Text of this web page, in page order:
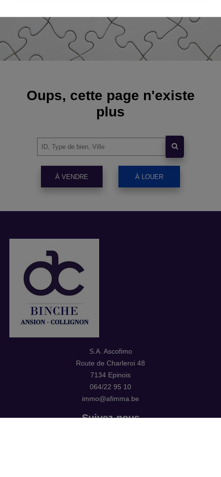
Oups, cette page n'existe
plus
À VENDRE À LOUER
S.A. Ascofimo
Route de Charleroi 48
7134 Epinois
064/22 95 10
immo@afimma.be
Suivez-nous